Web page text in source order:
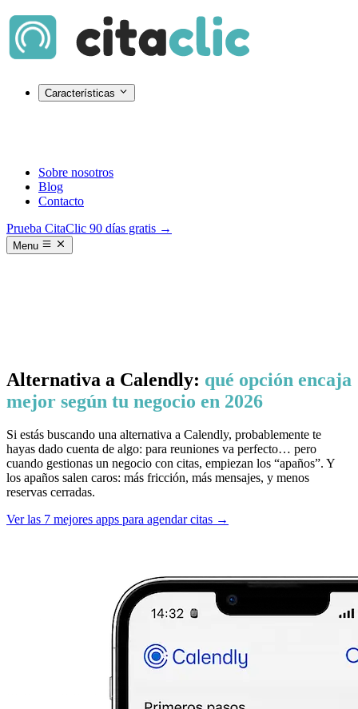
Características
Sobre nosotros
Blog
Contacto
Prueba CitaClic 90 días gratis →
Menu
Alternativa a Calendly: qué opción encaja
mejor según tu negocio en 2026
Si estás buscando una alternativa a Calendly, probablemente te
hayas dado cuenta de algo: para reuniones va perfecto… pero
cuando gestionas un negocio con citas, empiezan los “apaños”. Y
los apaños salen caros: más fricción, más mensajes, y menos
reservas cerradas.
Ver las 7 mejores apps para agendar citas →